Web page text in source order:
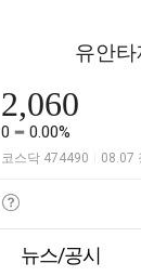
유안
2,060
0 0.00%
코스닥 474490 08.07
뉴스/공시